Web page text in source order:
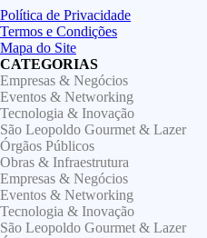
Política de Privacidade
Termos e Condições
Mapa do Site
CATEGORIAS
Empresas & Negócios
Eventos & Networking
Tecnologia & Inovação
São Leopoldo Gourmet & Lazer
Órgãos Públicos
Obras & Infraestrutura
Empresas & Negócios
Eventos & Networking
Tecnologia & Inovação
São Leopoldo Gourmet & Lazer